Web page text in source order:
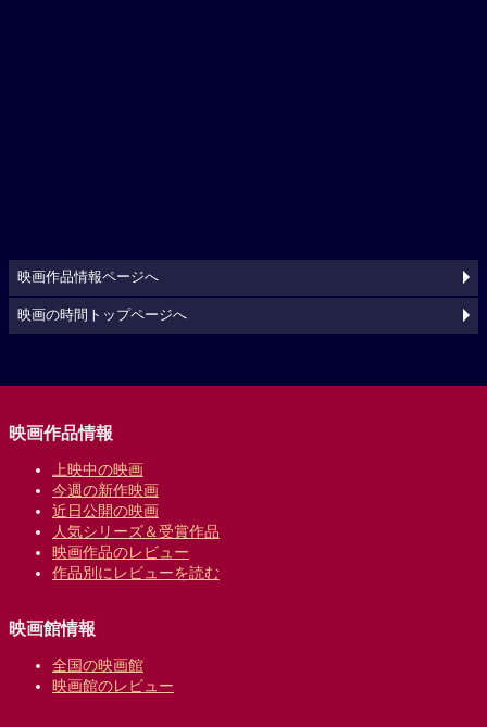
映画作品情報ページへ
映画の時間トップページへ
映画作品情報
上映中の映画
今週の新作映画
近日公開の映画
人気シリーズ＆受賞作品
映画作品のレビュー
作品別にレビューを読む
映画館情報
全国の映画館
映画館のレビュー